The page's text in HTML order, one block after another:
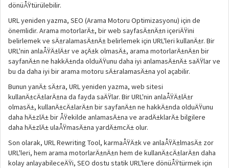
dönüÅŸtürülebilir.
URL yeniden yazma, SEO (Arama Motoru Optimizasyonu) için de
önemlidir. Arama motorlarÄ±, bir web sayfasÄ±nÄ±n içeriÄŸini
belirlemek ve sÄ±ralamasÄ±nÄ± belirlemek için URL'leri kullanÄ±r. Bir
URL'nin anlaÅŸÄ±lÄ±r ve açÄ±k olmasÄ±, arama motorlarÄ±nÄ±n bir
sayfanÄ±n ne hakkÄ±nda olduÄŸunu daha iyi anlamasÄ±nÄ± saÄŸlar ve
bu da daha iyi bir arama motoru sÄ±ralamasÄ±na yol açabilir.
Bunun yanÄ± sÄ±ra, URL yeniden yazma, web sitesi
kullanÄ±cÄ±larÄ±na da fayda saÄŸlar. Bir URL'nin anlaÅŸÄ±lÄ±r
olmasÄ±, kullanÄ±cÄ±larÄ±n bir sayfanÄ±n ne hakkÄ±nda olduÄŸunu
daha hÄ±zlÄ± bir ÅŸekilde anlamasÄ±na ve aradÄ±klarÄ± bilgilere
daha hÄ±zlÄ± ulaÅŸmasÄ±na yardÄ±mcÄ± olur.
Son olarak, URL Rewriting Tool, karmaÅŸÄ±k ve anlaÅŸÄ±lmasÄ± zor
URL'leri, hem arama motorlarÄ±nÄ±n hem de kullanÄ±cÄ±larÄ±n daha
kolay anlayabileceÄŸi, SEO dostu statik URL'lere dönüÅŸtürmek için